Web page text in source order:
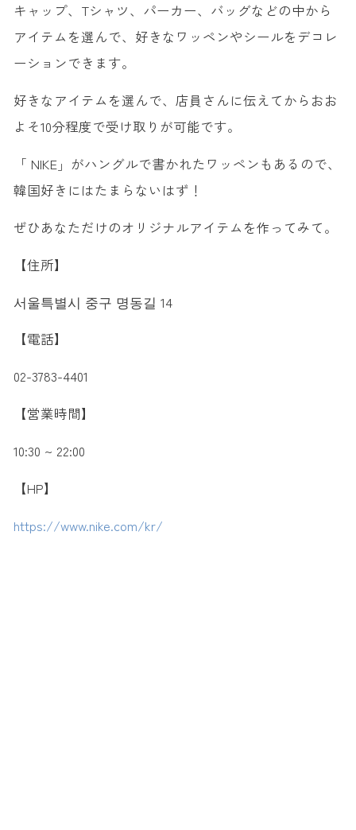
キャップ、Tシャツ、パーカー、バッグなどの中から
アイテムを選んで、好きなワッペンやシールをデコレ
ーションできます。
好きなアイテムを選んで、店員さんに伝えてからおお
よそ10分程度で受け取りが可能です。
「 NIKE」がハングルで書かれたワッペンもあるので、
韓国好きにはたまらないはず！
ぜひあなただけのオリジナルアイテムを作ってみて。
【住所】
서울특별시 중구 명동길 14
【電話】
02-3783-4401
【営業時間】
10:30 ~ 22:00
【HP】
https://www.nike.com/kr/